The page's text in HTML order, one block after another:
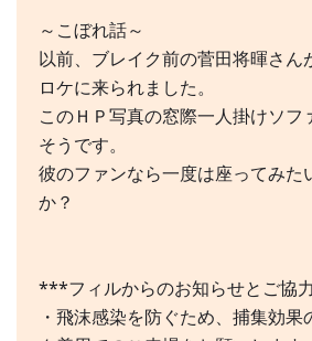
～こぼれ話～
以前、ブレイク前の菅田将暉さん
ロケに来られました。
このＨＰ写真の窓際一人掛けソフ
そうです。
彼のファンなら一度は座ってみた
か？
***フィルからのお知らせとご協
・飛沫感染を防ぐため、捕集効果